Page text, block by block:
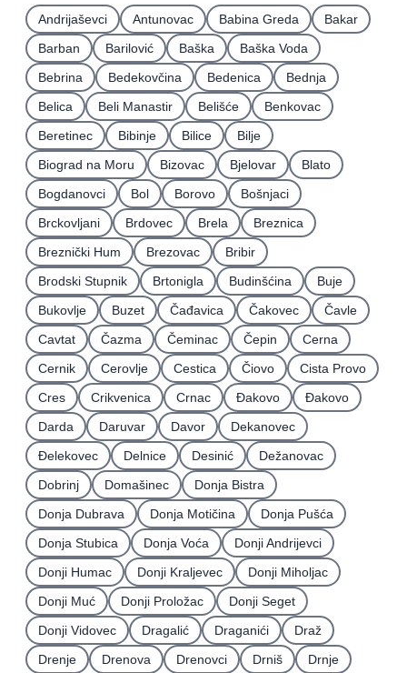
Andrijaševci Antunovac Babina Greda
Bakar
Barban
Barilović Baška
Baška Voda
Bebrina
Bedekovčina Bedenica
Bednja
Belica
Beli Manastir Belišće
Benkovac
Beretinec
Bibinje Bilice
Bilje
Biograd na Moru
Bizovac Bjelovar
Blato
Bogdanovci
Bol Borovo
Bošnjaci
Brckovljani
Brdovec Brela
Breznica
Breznički Hum
Brezovac
Bribir
Brodski Stupnik
Brtonigla Budinšćina
Buje
Bukovlje
Buzet Čađavica Čakovec
Čavle
Cavtat
Čazma Čeminac Čepin
Cerna
Cernik
Cerovlje Cestica Čiovo
Cista Provo
Cres
Crikvenica Crnac Đakovo
Ðakovo
Darda
Daruvar Davor
Dekanovec
Ðelekovec
Delnice Desinić
Dežanovac
Dobrinj
Domašinec
Donja Bistra
Donja Dubrava
Donja Motičina
Donja Pušća
Donja Stubica
Donja Voća
Donji Andrijevci
Donji Humac
Donji Kraljevec
Donji Miholjac
Donji Muć
Donji Proložac
Donji Seget
Donji Vidovec
Dragalić Draganići
Draž
Drenje
Drenova Drenovci Drniš Drnje